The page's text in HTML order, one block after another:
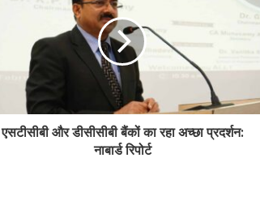
पीएम-किसान योजना के विस्तार का संघानी ने किया
निर्वाचित
एसटीसीबी और डीसीसीबी बैंकों का रहा अच्छा प्रदर्शन:
नाबार्ड रिपोर्ट